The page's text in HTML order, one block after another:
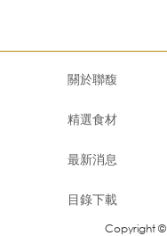
關於聯馥
精選食材
最新消息
目錄下載
Copyright ©